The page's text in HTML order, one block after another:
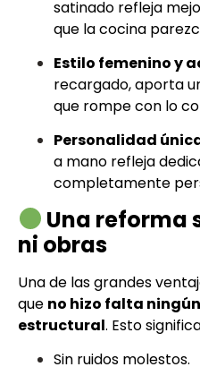
satinado refleja
que la cocina
Estilo femenino y
recargado, aporta
que rompe con lo
Personalidad
a mano refleja
completamente
Una reforma
ni obras
Una de las grandes
que no hizo falta
estructural. Esto
Sin ruidos molestos.